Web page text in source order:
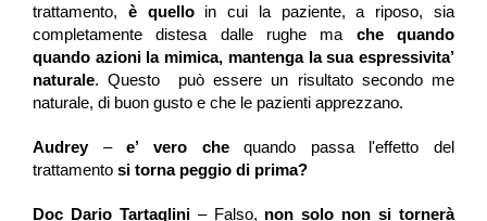
trattamento, è quelloin cui la paziente, a riposo, sia
completamente distesa dalle rughe ma che quando
quando azioni la mimica, mantenga la sua espressivita’
naturale.Questo può essere un risultato secondo me
naturale, di buon gusto e che le pazienti apprezzano.
Audrey – e’ vero che quando passa l'effetto del
trattamento si torna peggio di prima?
Doc Dario Tartaglini – Falso, non solo non si tornerà